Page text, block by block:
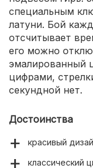
специальным
латуни. Бой
отсчитывает
его можно
эмалированный
цифрами,
секундной нет.
Достоинства
красивый
классический